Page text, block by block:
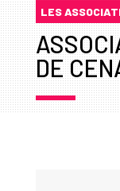
LES
DE